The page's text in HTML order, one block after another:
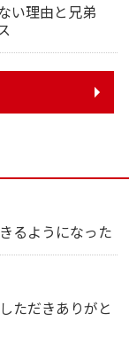
い理由と兄弟
るようになった
ただきありがと